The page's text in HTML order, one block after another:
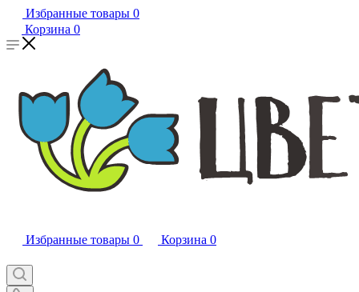
Избранные товары 0
Корзина 0
Избранные товары 0 Корзина 0